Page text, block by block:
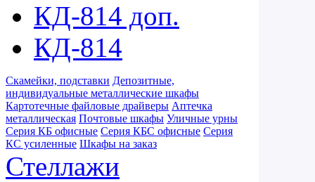
КД-814 доп.
КД-814
Скамейки, подставки Депозитные,
индивидуальные металлические шкафы
Картотечные файловые драйверы Аптечка
металлическая Почтовые шкафы Уличные урны
Серия КБ офисные Серия КБС офисные Серия
КC усиленные Шкафы на заказ
Стеллажи